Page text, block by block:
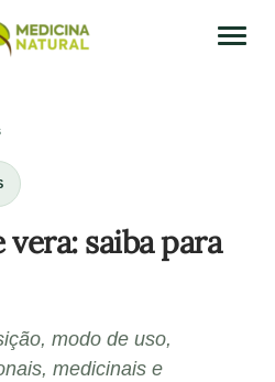
saiba para
modo de uso,
medicinais e